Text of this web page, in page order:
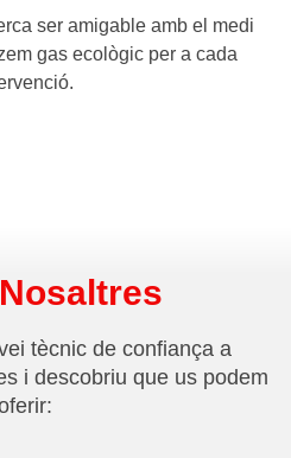
ser amigable amb el medi
gas ecològic per a cada
tècnic de confiança a
i descobriu que us podem